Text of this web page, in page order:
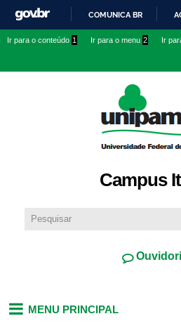
conteúdo
IR
O
COMUNICA BR
Ir para o conteúdo 1 Ir para o menu 2 Ir
Campus
MENU PRINCIPAL